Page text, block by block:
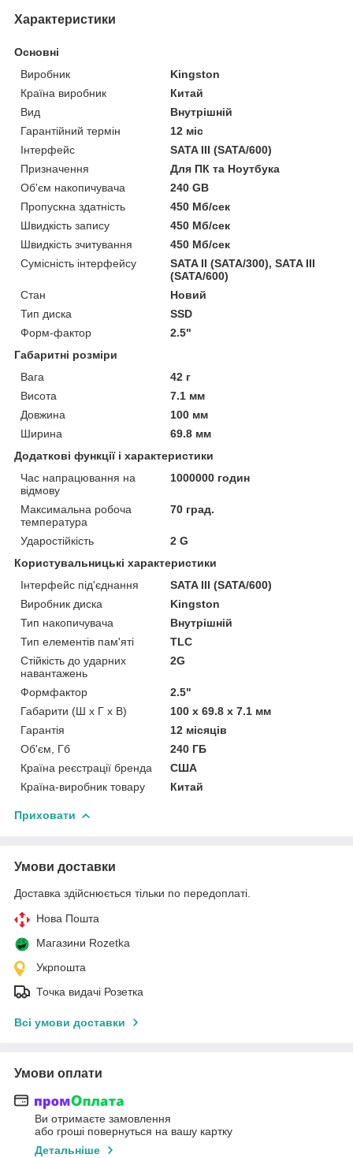
Характеристики
Основні
Виробник
Kingston
Країна виробник
Китай
Вид
Внутрішній
Гарантійний термін
12 міс
Інтерфейс
SATA III (SATA/600)
Призначення
Для ПК та Ноутбука
Об'єм накопичувача
240 GB
Пропускна здатність
450 Мб/сек
Швидкість запису
450 Мб/сек
Швидкість зчитування
450 Мб/сек
Сумісність інтерфейсу
SATA II (SATA/300), SATA III
(SATA/600)
Стан
Новий
Тип диска
SSD
Форм-фактор
2.5"
Габаритні розміри
Вага
42 г
Висота
7.1 мм
Довжина
100 мм
Ширина
69.8 мм
Додаткові функції і характеристики
Час напрацювання на
відмову
1000000 годин
Максимальна робоча
температура
70 град.
Ударостійкість
2 G
Користувальницькі характеристики
Інтерфейс під'єднання
SATA III (SATA/600)
Виробник диска
Kingston
Тип накопичувача
Внутрішній
Тип елементів пам'яті
TLC
Стійкість до ударних
навантажень
2G
Формфактор
2.5"
Габарити (Ш х Г х В)
100 х 69.8 х 7.1 мм
Гарантія
12 місяців
Об'єм, Гб
240 ГБ
Країна реєстрації бренда
США
Країна-виробник товару
Китай
Приховати
Умови доставки
Доставка здійснюється тільки по передоплаті.
Нова Пошта
Магазини Rozetka
Укрпошта
Точка видачі Розетка
Всі умови доставки
Умови оплати
Ви отримаєте замовлення
або гроші повернуться на вашу картку
Детальніше